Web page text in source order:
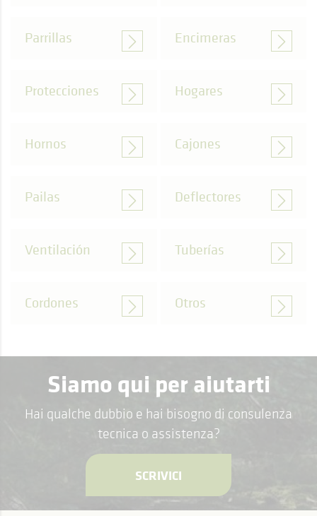
Parrillas Encimeras
Protecciones Hogares
Hornos Cajones
Pailas Deflectores
Ventilación Tuberías
Cordones Otros
Siamo qui per aiutarti
Hai qualche dubbio e hai bisogno di consulenza
tecnica o assistenza?
SCRIVICI